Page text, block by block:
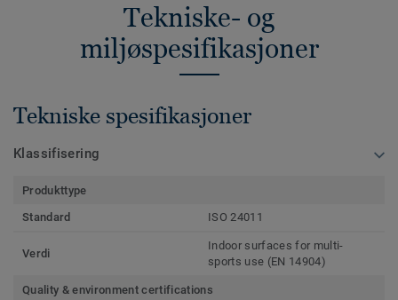
Tekniske- og
miljøspesifikasjoner
Tekniske spesifikasjoner
Klassifisering
Produkttype
Standard
ISO 24011
Verdi
Indoor surfaces for multi-
sports use (EN 14904)
Quality & environment certifications